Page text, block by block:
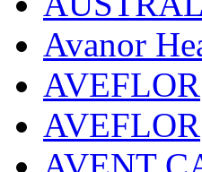
Avanor
AVEFLOR
AVEFLOR